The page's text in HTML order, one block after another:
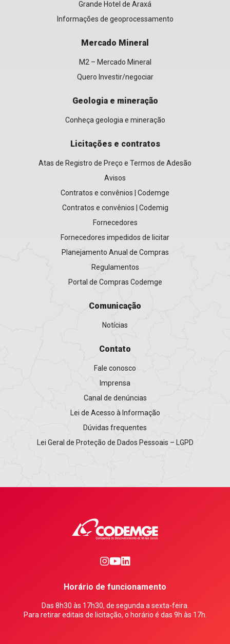
Grande Hotel de Araxá
Informações de geoprocessamento
Mercado Mineral
M2 – Mercado Mineral
Quero Investir/negociar
Geologia e mineração
Conheça geologia e mineração
Licitações e contratos
Atas de Registro de Preço e Termos de Adesão
Avisos
Contratos e convênios | Codemge
Contratos e convênios | Codemig
Fornecedores
Fornecedores impedidos de licitar
Planejamento Anual de Compras
Regulamentos
Portal de Compras Codemge
Comunicação
Notícias
Contato
Fale conosco
Imprensa
Canal de denúncias
Lei de Acesso à Informação
Dúvidas frequentes
Lei Geral de Proteção de Dados Pessoais – LGPD
0 1 2
Horário de funcionamento
Das 8h30 às 17h30, de segunda a sexta-feira.
Para retirar editais de licitação, o horário é das 9h às 17h.